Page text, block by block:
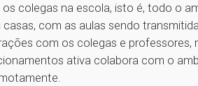
colegas na escola, isto é, todo o
com as aulas sendo
com os colegas e professores,
ativa colabora com o